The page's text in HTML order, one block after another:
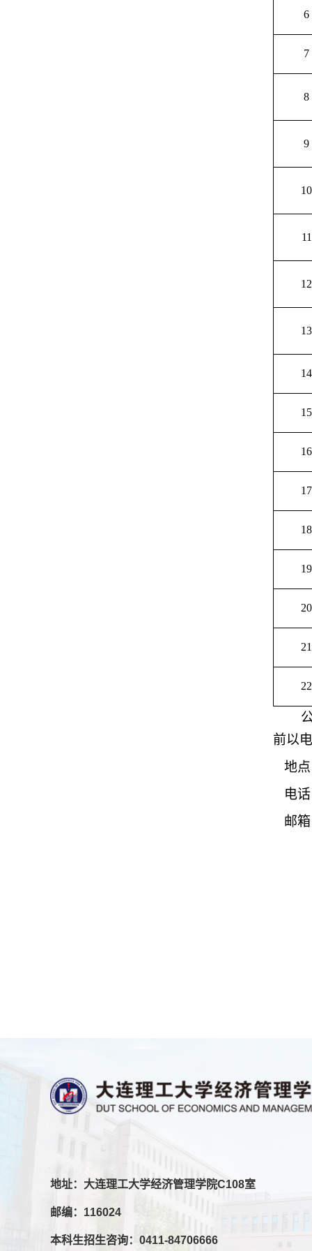
6
7
8
9
10
11
12
13
14
15
16
17
18
19
20
21
22
前以
地
电
邮箱
地址：大连理工大学经济管理学院C108室
邮编：116024
本科生招生咨询：0411-84706666